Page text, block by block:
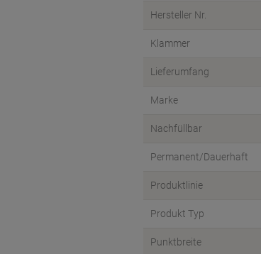
Hersteller Nr.
Klammer
Lieferumfang
Marke
Nachfüllbar
Permanent/Dauerhaft
Produktlinie
Produkt Typ
Punktbreite